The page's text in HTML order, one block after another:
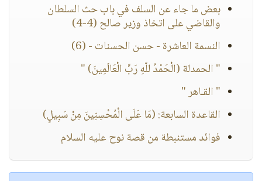
بعض ما جاء عن السلف في باب حث السلطان
والقاضي على اتخاذ وزير صالح (4-4)
النسمة العاشرة - حسن الحسنات - (6)
" الحمدلة (الْحَمْدُ للّهِ رَبِّ الْعَالَمِينَ) "
" القـاهر "
القاعدة السابعة: (مَا عَلَى الْمُحْسِنِينَ مِنْ سَبِيلٍ)
فوائد مستنبطة من قصة نوح عليه السلام